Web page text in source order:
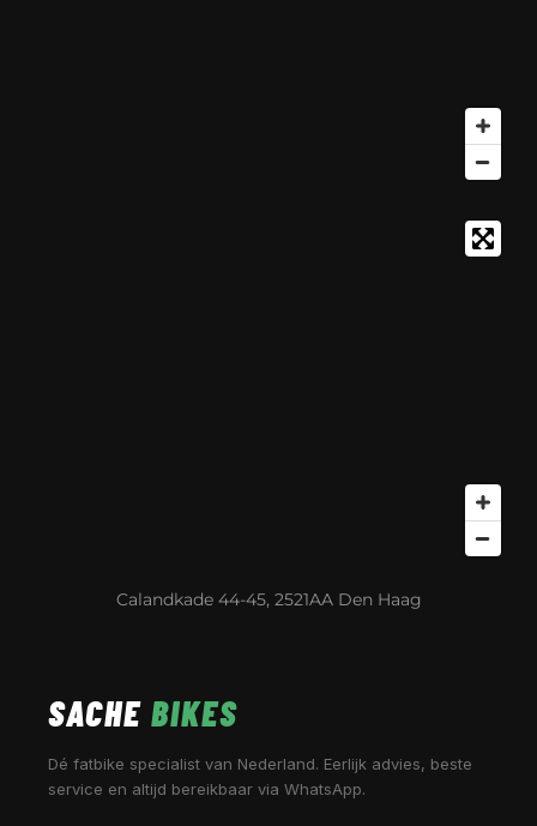
Calandkade 44-45, 2521AA Den Haag
SACHE BIKES
Dé fatbike specialist van Nederland. Eerlijk advies, beste
service en altijd bereikbaar via WhatsApp.